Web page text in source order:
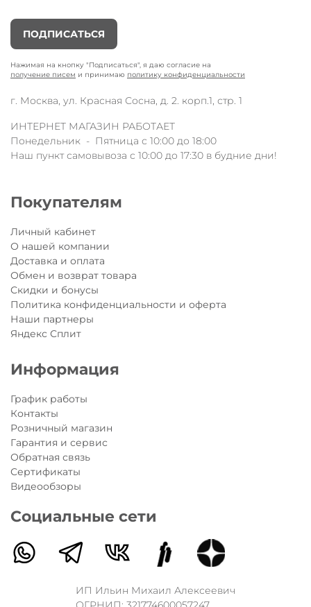
ПОДПИСАТЬСЯ
Нажимая на кнопку "Подписаться", я даю согласие на
получение писем и принимаю политику конфиденциальности
г. Москва, ул. Красная Сосна, д. 2. корп.1, стр. 1
ИНТЕРНЕТ МАГАЗИН РАБОТАЕТ
Понедельник - Пятница с 10:00 до 18:00
Наш пункт самовывоза с 10:00 до 17:30 в будние дни!
Покупателям
Личный кабинет
О нашей компании
Доставка и оплата
Обмен и возврат товара
Скидки и бонусы
Политика конфиденциальности и оферта
Наши партнеры
Яндекс Сплит
Информация
График работы
Контакты
Розничный магазин
Гарантия и сервис
Обратная связь
Сертификаты
Видеообзоры
Социальные сети
ИП Ильин Михаил Алексеевич